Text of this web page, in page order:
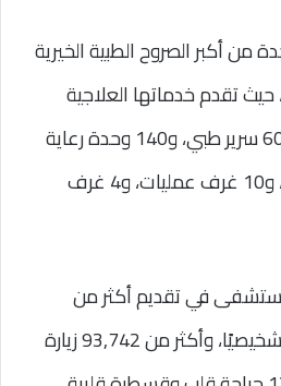
أكبر الصروح الطبية الخيرية
تقدم خدماتها العلاجية
بالمجان بالكامل، وتضم 600 سرير طبي، و140 وحدة رعاية
مركزة، و48 عيادة خارجية، و10 غرف عمليات، و4 غرف
في تقديم أكثر من
1,427,961 فحصًا طبيًا وتشخيصيًا، وأكثر من 93,742 زيارة